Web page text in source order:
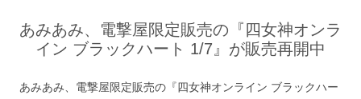
あみあみ、電撃屋限定販売の『四女神オンラ
イン ブラックハート 1/7』が販売再開中
あみあみ、電撃屋限定販売の『四女神オンライン ブラックハー